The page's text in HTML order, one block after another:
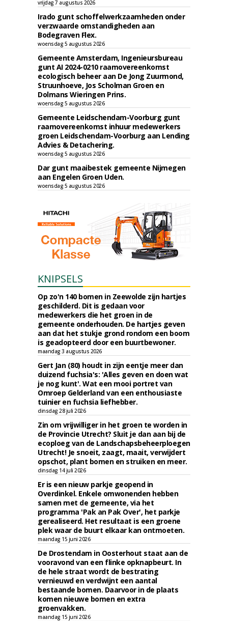
vrijdag 7 augustus 2026
Irado gunt schoffelwerkzaamheden onder
verzwaarde omstandigheden aan
Bodegraven Flex.
woensdag 5 augustus 2026
Gemeente Amsterdam, Ingenieursbureau
gunt AI 2024-0210 raamovereenkomst
ecologisch beheer aan De Jong Zuurmond,
Struunhoeve, Jos Scholman Groen en
Dolmans Wieringen Prins.
woensdag 5 augustus 2026
Gemeente Leidschendam-Voorburg gunt
raamovereenkomst inhuur medewerkers
groen Leidschendam-Voorburg aan Lending
Advies & Detachering.
woensdag 5 augustus 2026
Dar gunt maaibestek gemeente Nijmegen
aan Engelen Groen Uden.
woensdag 5 augustus 2026
KNIPSELS
Op zo'n 140 bomen in Zeewolde zijn hartjes
geschilderd. Dit is gedaan voor
medewerkers die het groen in de
gemeente onderhouden. De hartjes geven
aan dat het stukje grond rondom een boom
is geadopteerd door een buurtbewoner.
maandag 3 augustus 2026
Gert Jan (80) houdt in zijn eentje meer dan
duizend fuchsia's: 'Alles geven en doen wat
je nog kunt'. Wat een mooi portret van
Omroep Gelderland van een enthousiaste
tuinier en fuchsia liefhebber.
dinsdag 28 juli 2026
Zin om vrijwilliger in het groen te worden in
de Provincie Utrecht? Sluit je dan aan bij de
ecoploeg van de Landschapsbeheerploegen
Utrecht! Je snoeit, zaagt, maait, verwijdert
opschot, plant bomen en struiken en meer.
dinsdag 14 juli 2026
Er is een nieuw parkje geopend in
Overdinkel. Enkele omwonenden hebben
samen met de gemeente, via het
programma 'Pak an Pak Over', het parkje
gerealiseerd. Het resultaat is een groene
plek waar de buurt elkaar kan ontmoeten.
maandag 15 juni 2026
De Drostendam in Oosterhout staat aan de
vooravond van een flinke opknapbeurt. In
de hele straat wordt de bestrating
vernieuwd en verdwijnt een aantal
bestaande bomen. Daarvoor in de plaats
komen nieuwe bomen en extra
groenvakken.
maandag 15 juni 2026